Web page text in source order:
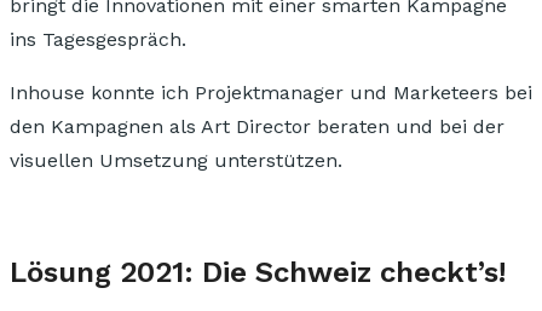
bringt die Innovationen mit einer smarten Kampagne
ins Tagesgespräch.
Inhouse konnte ich Projektmanager und Marketeers bei
den Kampagnen als Art Director beraten und bei der
visuellen Umsetzung unterstützen.
Lösung 2021: Die Schweiz checkt’s!